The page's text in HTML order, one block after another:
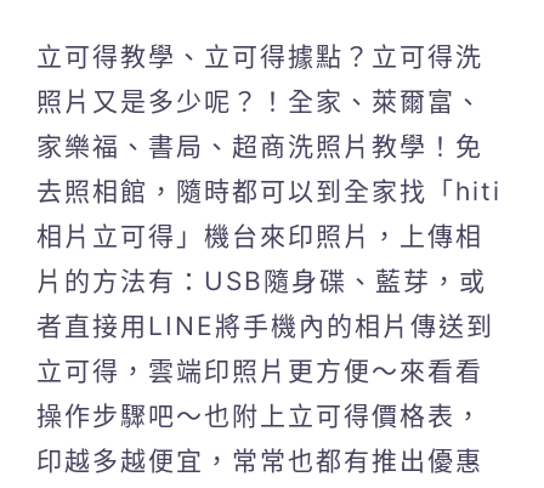
立可得教學、立可得據點？立可得洗
照片又是多少呢？！全家、萊爾富、
家樂福、書局、超商洗照片教學！免
去照相館，隨時都可以到全家找「hiti
相片立可得」機台來印照片，上傳相
片的方法有：USB隨身碟、藍芽，或
者直接用LINE將手機內的相片傳送到
立可得，雲端印照片更方便～來看看
操作步驟吧～也附上立可得價格表，
印越多越便宜，常常也都有推出優惠